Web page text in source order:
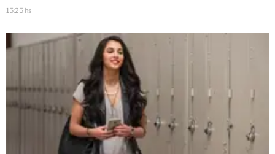
15:25 hs